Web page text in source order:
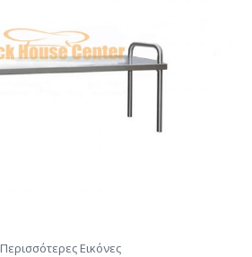
Περισσότερες Εικόνες